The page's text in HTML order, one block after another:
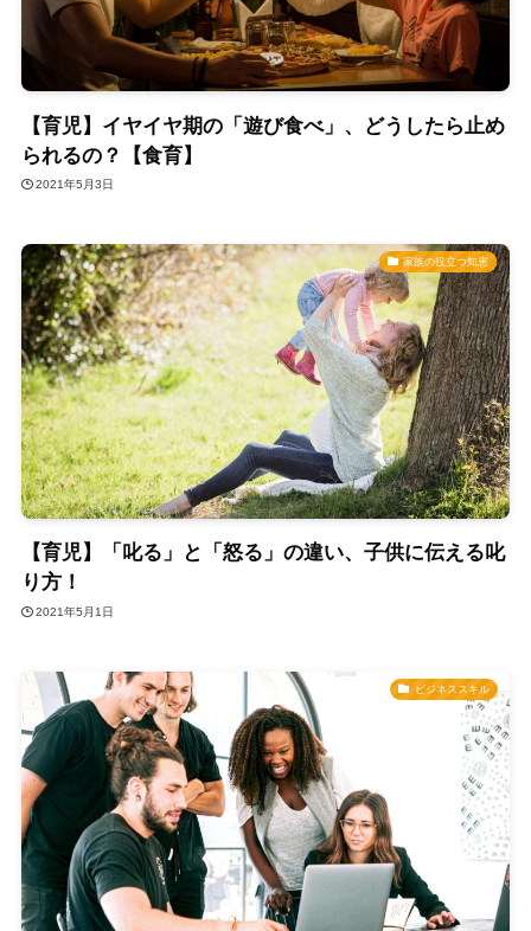
【育児】イヤイヤ期の「遊び食べ」、どうしたら止め
られるの？【食育】
2021年5月3日
家族の役立つ知恵
【育児】「叱る」と「怒る」の違い、子供に伝える叱
り方！
2021年5月1日
ビジネススキル